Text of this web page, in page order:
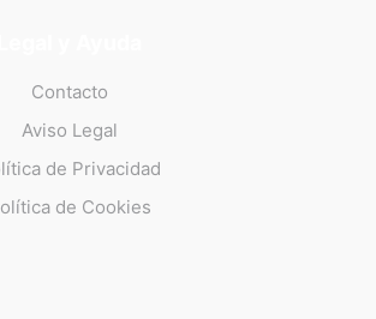
Contacto
Aviso Legal
de Privacidad
de Cookies